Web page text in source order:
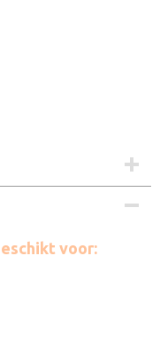
voor: